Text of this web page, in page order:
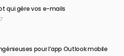
qui gère vos e-mails
pour l’app Outlook mobile